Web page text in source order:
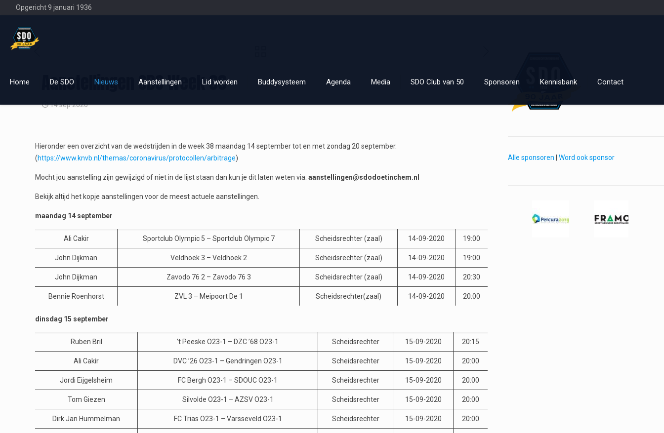
Opgericht 9 januari 1936
Home De SDO Nieuws Aanstellingen Lid worden Buddysysteem Agenda Media SDO Club van 50 Sponsoren Kennisbank Contact
Aanstellingen SDO Week 38
14 sep 2020
Hieronder een overzicht van de wedstrijden in de week 38 maandag 14 september tot en met zondag 20 september.
(https://www.knvb.nl/themas/coronavirus/protocollen/arbitrage)
Mocht jou aanstelling zijn gewijzigd of niet in de lijst staan dan kun je dit laten weten via:aanstellingen@sdodoetinchem.nl
Bekijk altijd het kopje aanstellingen voor de meest actuele aanstellingen.
maandag 14 september
Ali Cakir Sportclub Olympic 5 – Sportclub Olympic 7 Scheidsrechter (zaal) 14-09-2020 19:00
John Dijkman Veldhoek 3 – Veldhoek 2 Scheidsrechter (zaal) 14-09-2020 19:00
John Dijkman Zavodo 76 2 – Zavodo 76 3 Scheidsrechter (zaal) 14-09-2020 20:30
Bennie Roenhorst ZVL 3 – Meipoort De 1 Scheidsrechter(zaal) 14-09-2020 20:00
dinsdag 15 september
Ruben Bril ’t Peeske O23-1 – DZC ’68 O23-1 Scheidsrechter 15-09-2020 20:15
Ali Cakir DVC ’26 O23-1 – Gendringen O23-1 Scheidsrechter 15-09-2020 20:00
Jordi Eijgelsheim FC Bergh O23-1 – SDOUC O23-1 Scheidsrechter 15-09-2020 20:00
Tom Giezen Silvolde O23-1 – AZSV O23-1 Scheidsrechter 15-09-2020 20:00
Dirk Jan Hummelman FC Trias O23-1 – Varsseveld O23-1 Scheidsrechter 15-09-2020 20:00
Alle sponsoren Word ook sponsor